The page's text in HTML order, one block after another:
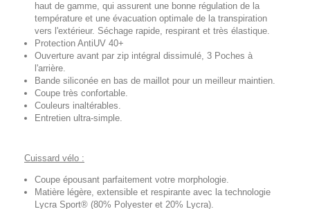
haut de gamme, qui assurent une bonne régulation de la
température et une évacuation optimale de la transpiration
vers l'extérieur. Séchage rapide, respirant et très élastique.
Protection AntiUV 40+
Ouverture avant par zip intégral dissimulé, 3 Poches à
l'arrière.
Bande siliconée en bas de maillot pour un meilleur maintien.
Coupe très confortable.
Couleurs inaltérables.
Entretien ultra-simple.
Cuissard vélo :
Coupe épousant parfaitement votre morphologie.
Matière légère, extensible et respirante avec la technologie
Lycra Sport® (80% Polyester et 20% Lycra).